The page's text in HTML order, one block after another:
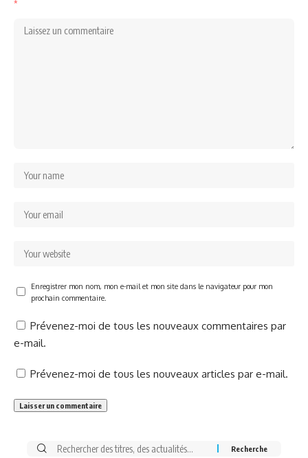
*
Enregistrer mon nom, mon e-mail et mon site dans le navigateur pour mon
prochain commentaire.
Prévenez-moi de tous les nouveaux commentaires par
e-mail.
Prévenez-moi de tous les nouveaux articles par e-mail.
Rechercher: